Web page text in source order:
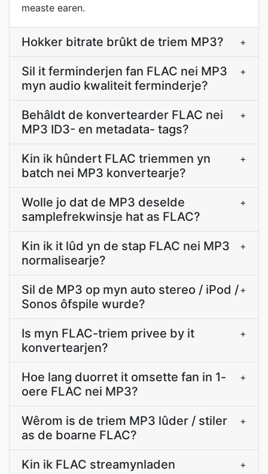
measte earen.
Hokker bitrate brûkt de triem MP3? +
Sil it ferminderjen fan FLAC nei MP3
myn audio kwaliteit ferminderje?
+
Behâldt de konvertearder FLAC nei
MP3 ID3- en metadata- tags?
+
Kin ik hûndert FLAC triemmen yn
batch nei MP3 konvertearje?
+
Wolle jo dat de MP3 deselde
samplefrekwinsje hat as FLAC?
+
Kin ik it lûd yn de stap FLAC nei MP3
normalisearje?
+
Sil de MP3 op myn auto stereo / iPod /
Sonos ôfspile wurde?
+
Is myn FLAC-triem privee by it
konvertearjen?
+
Hoe lang duorret it omsette fan in 1-
oere FLAC nei MP3?
+
Wêrom is de triem MP3 lûder / stiler
as de boarne FLAC?
+
Kin ik FLAC streamynladen
+